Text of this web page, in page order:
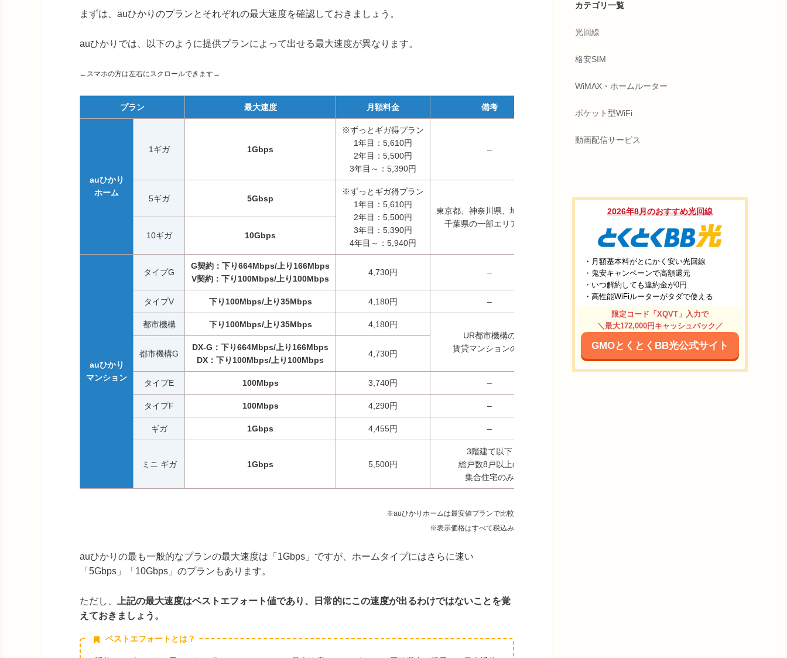
まずは、auひかりのプランとそれぞれの最大速度を確認しておきましょう。
auひかりでは、以下のように提供プランによって出せる最大速度が異なります。
←スマホの方は左右にスクロールできます→
プラン 最大速度 月額料金 備考
auひかり
ホーム
1ギガ 1Gbps
※ずっとギガ得プラン
1年目：5,610円
2年目：5,500円
3年目～：5,390円
–
5ギガ 5Gbsp
※ずっとギガ得プラン
1年目：5,610円
2年目：5,500円
3年目：5,390円
4年目～：5,940円
東京都、神奈川県、埼玉県、
千葉県の一部エリアのみ
10ギガ
10Gbps
auひかり
マンション
タイプG
G契約：下り664Mbps/上り166Mbps
V契約：下り100Mbps/上り100Mbps
4,730円 –
タイプV 下り100Mbps/上り35Mbps 4,180円 –
都市機構 下り100Mbps/上り35Mbps
4,180円
UR都市機構の
賃貸マンションのみ
都市機構G
DX-G：下り664Mbps/上り166Mbps
DX：下り100Mbps/上り100Mbps
4,730円
タイプE 100Mbps 3,740円 –
タイプF 100Mbps 4,290円 –
ギガ 1Gbps 4,455円 –
ミニ ギガ 1Gbps 5,500円
3階建て以下
総戸数8戸以上の
集合住宅のみ
※auひかりホームは最安値プランで比較
※表示価格はすべて税込み
auひかりの最も一般的なプランの最大速度は「1Gbps」ですが、ホームタイプにはさらに速い
「5Gbps」「10Gbps」のプランもあります。
ただし、
上記の最大速度はベストエフォート値であり、日常的にこの速度が出るわけではないことを覚
えておきましょう。
ベストエフォートとは？
カテゴリ一覧
光回線
格安SIM
WiMAX・ホームルーター
ポケット型WiFi
動画配信サービス
2026年8月のおすすめ光回線
・月額基本料がとにかく安い光回線
・鬼安キャンペーンで高額還元
・いつ解約しても違約金が0円
・高性能WiFiルーターがタダで使える
限定コード「XQVT」入力で
＼最大172,000円キャッシュバック／
GMOとくとくBB光公式サイト